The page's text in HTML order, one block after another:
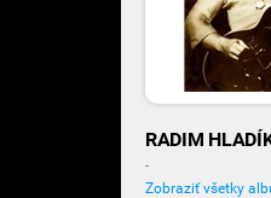
RADIM
-
Zobraziť všetky